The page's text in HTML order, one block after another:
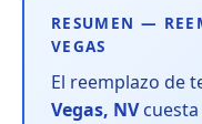
RESUMEN —
VEGAS
El reemplazo de
Vegas, NVcuesta